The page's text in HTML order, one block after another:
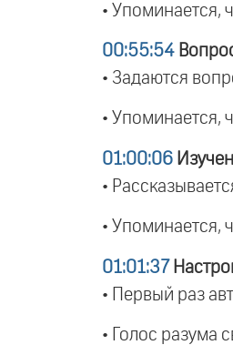
• Упоминается,
00:55:54
• Задаются
• Упоминается,
01:00:06
•
• Упоминается,
01:01:37
• Первый раз
• Голос разума